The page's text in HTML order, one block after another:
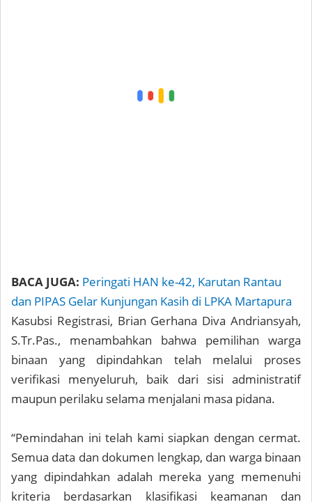
BACA JUGA: Peringati HAN ke-42, Karutan Rantau
dan PIPAS Gelar Kunjungan Kasih di LPKA Martapura
Kasubsi Registrasi, Brian Gerhana Diva Andriansyah,
S.Tr.Pas., menambahkan bahwa pemilihan warga
binaan yang dipindahkan telah melalui proses
verifikasi menyeluruh, baik dari sisi administratif
maupun perilaku selama menjalani masa pidana.
“Pemindahan ini telah kami siapkan dengan cermat.
Semua data dan dokumen lengkap, dan warga binaan
yang dipindahkan adalah mereka yang memenuhi
kriteria berdasarkan klasifikasi keamanan dan